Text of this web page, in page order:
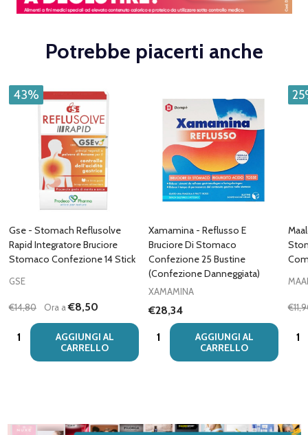
Potrebbe piacerti anche
43%
Gse - Stomach Reflusolve
Rapid Integratore Bruciore
Stomaco Confezione 14 Stick
GSE
€14,80 Ora a€8,50
Quantità:
AGGIUNGI AL
CARRELLO
Xamamina - Reflusso E
Bruciore Di Stomaco
Confezione 25 Bustine
(Confezione Danneggiata)
XAMAMINA
€28,34
Quantità:
AGGIUNGI AL
CARRELLO